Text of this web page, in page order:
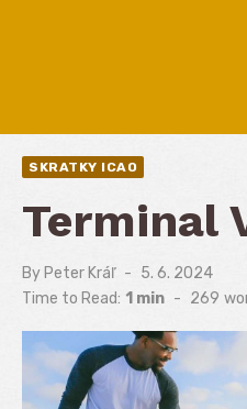
SKRATKY ICAO
Terminal
By Peter Kráľ
Posted
on
5. 6. 2024
Time to Read: 1 min - 269